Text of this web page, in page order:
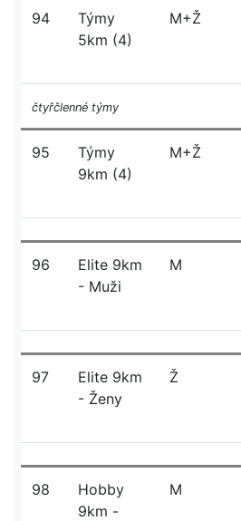
94
Týmy
5km (4)
M+Ž
čtyřčlenné týmy
95
Týmy
9km (4)
M+Ž
96
Elite 9km
- Muži
M
97
Elite 9km
- Ženy
Ž
98
Hobby
9km -
M